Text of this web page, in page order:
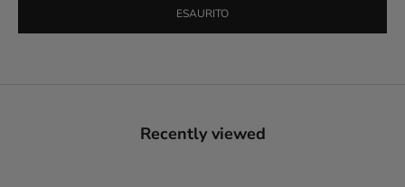
ESAURITO
Recently viewed